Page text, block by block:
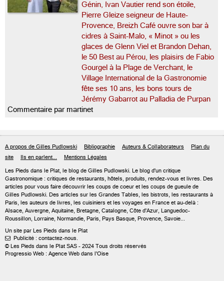
Génin, Ivan Vautier rend son étoile,
Pierre Gleize seigneur de Haute-
Provence, Breizh Café ouvre son bar à
cidres à Saint-Malo, « Minot » ou les
glaces de Glenn Viel et Brandon Dehan,
le 50 Best au Pérou, les plaisirs de Fabio
Gourgel à la Plage de Verchant, le
Village International de la Gastronomie
fête ses 10 ans, les bons tours de
Jérémy Gabarrot au Palladia de Purpan
Commentaire par martinet
A propos de Gilles Pudlowski Bibliographie Auteurs & Collaborateurs
Plan du
site
Ils en parlent... Mentions Légales
Les Pieds dans le Plat, le blog de Gilles Pudlowski. Le blog d'un critique
Gastronomique : critiques de restaurants, hôtels, produits, rendez-vous et livres. Des
articles pour vous faire découvrir les coups de coeur et les coups de gueule de
Gilles Pudlowski. Des articles sur les Grandes Tables, les bistrots, les restaurants à
Paris, les auteurs de livres, les cuisiniers et les voyages en France et au-delà :
Alsace, Auvergne, Aquitaine, Bretagne, Catalogne, Côte d'Azur, Languedoc-
Roussillon, Lorraine, Normandie, Paris, Pays Basque, Provence, Savoie...
Un site par Les Pieds dans le Plat
 Publicité : contactez-nous.
© Les Pieds dans le Plat SAS - 2024 Tous droits réservés
Progressio Web : Agence Web dans l'Oise